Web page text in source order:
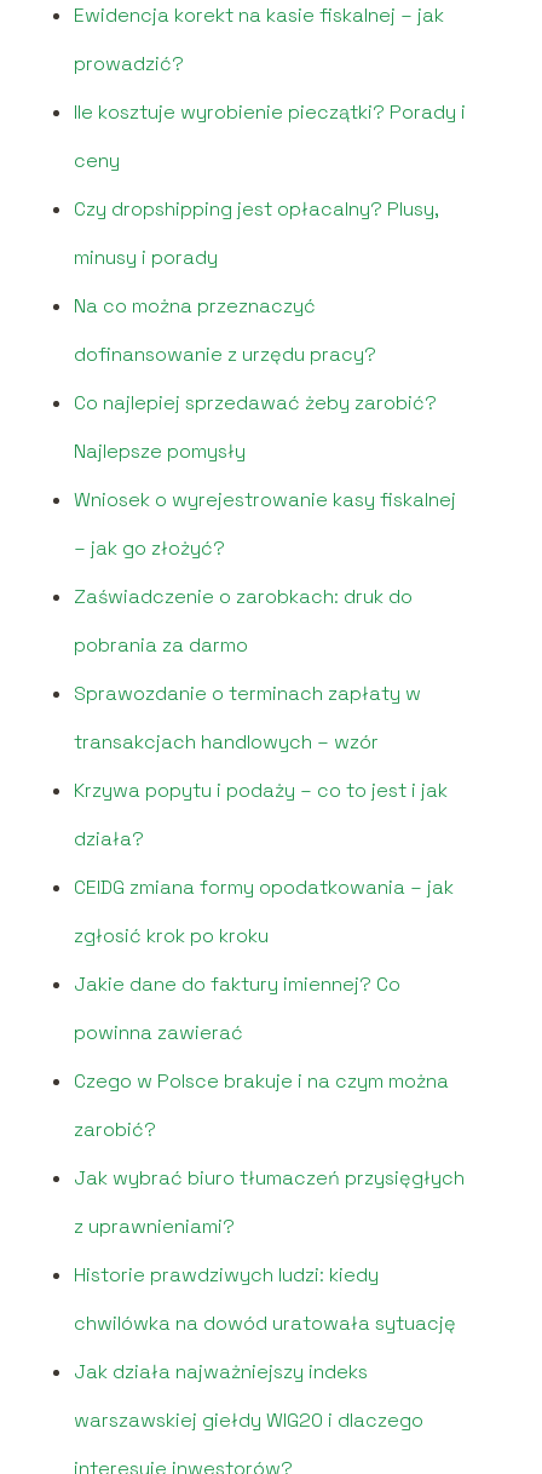
Ewidencja korekt na kasie fiskalnej – jak
prowadzić?
Ile kosztuje wyrobienie pieczątki? Porady i
ceny
Czy dropshipping jest opłacalny? Plusy,
minusy i porady
Na co można przeznaczyć
dofinansowanie z urzędu pracy?
Co najlepiej sprzedawać żeby zarobić?
Najlepsze pomysły
Wniosek o wyrejestrowanie kasy fiskalnej
– jak go złożyć?
Zaświadczenie o zarobkach: druk do
pobrania za darmo
Sprawozdanie o terminach zapłaty w
transakcjach handlowych – wzór
Krzywa popytu i podaży – co to jest i jak
działa?
CEIDG zmiana formy opodatkowania – jak
zgłosić krok po kroku
Jakie dane do faktury imiennej? Co
powinna zawierać
Czego w Polsce brakuje i na czym można
zarobić?
Jak wybrać biuro tłumaczeń przysięgłych
z uprawnieniami?
Historie prawdziwych ludzi: kiedy
chwilówka na dowód uratowała sytuację
Jak działa najważniejszy indeks
warszawskiej giełdy WIG20 i dlaczego
interesuje inwestorów?